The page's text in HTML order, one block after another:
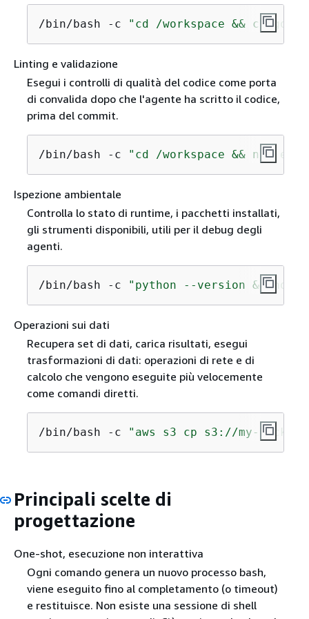
/bin/bash -c "cd /workspace && cargo
Linting e validazione
Esegui i controlli di qualità del codice come porta
di convalida dopo che l'agente ha scritto il codice,
prima del commit.
/bin/bash -c "cd /workspace && npx
Ispezione ambientale
Controlla lo stato di runtime, i pacchetti installati,
gli strumenti disponibili, utili per il debug degli
agenti.
/bin/bash -c "python --version &&
Operazioni sui dati
Recupera set di dati, carica risultati, esegui
trasformazioni di dati: operazioni di rete e di
calcolo che vengono eseguite più velocemente
come comandi diretti.
/bin/bash -c "aws s3 cp s3://my-
Principali scelte di
progettazione
One-shot, esecuzione non interattiva
Ogni comando genera un nuovo processo bash,
viene eseguito fino al completamento (o timeout)
e restituisce. Non esiste una sessione di shell